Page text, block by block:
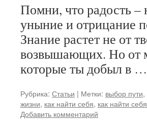
Помни, что радость –
уныние и отрицание
Знание растет не от
возвышающих. Но от
которые ты добыл в …
Рубрика: Статьи | Метки: выбор пути,
жизни, как найти себя, как найти
Добавить комментарий